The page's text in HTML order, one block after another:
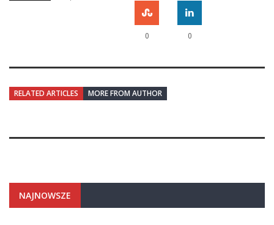
0 0
RELATED ARTICLES MORE FROM AUTHOR
NAJNOWSZE